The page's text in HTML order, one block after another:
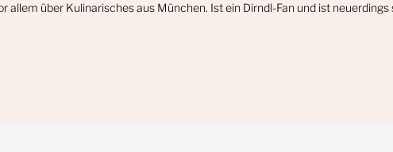
allem über Kulinarisches aus München. Ist ein Dirndl-Fan und ist